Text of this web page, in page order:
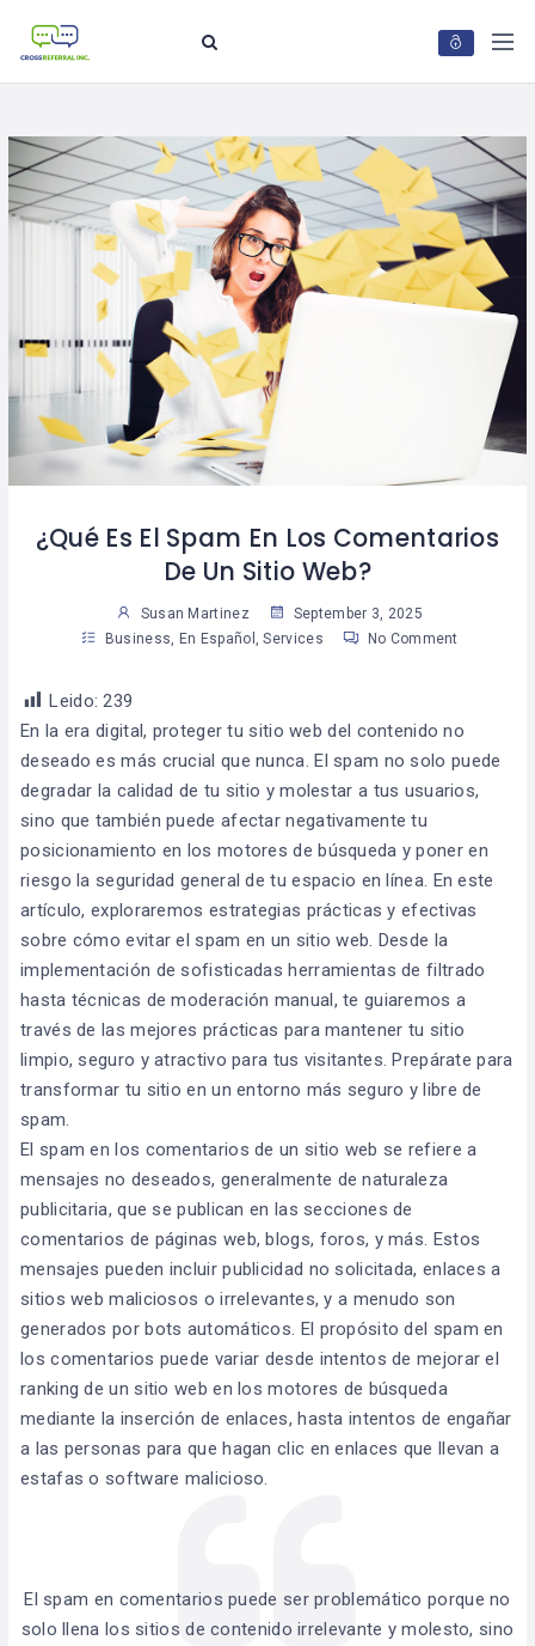
¿Qué Es El Spam En Los Comentarios
De Un Sitio Web?
Susan Martinez
September 3, 2025
Business
En Español ,Services No Comment
Leido: 239
En la era digital, proteger tu sitio web del contenido no
deseado es más crucial que nunca. El spam no solo puede
degradar la calidad de tu sitio y molestar a tus usuarios,
sino que también puede afectar negativamente tu
posicionamiento en los motores de búsqueda y poner en
riesgo la seguridad general de tu espacio en línea. En este
artículo, exploraremos estrategias prácticas y efectivas
sobre cómo evitar el spam en un sitio web. Desde la
implementación de sofisticadas herramientas de filtrado
hasta técnicas de moderación manual, te guiaremos a
través de las mejores prácticas para mantener tu sitio
limpio, seguro y atractivo para tus visitantes. Prepárate para
transformar tu sitio en un entorno más seguro y libre de
spam.
El spam en los comentarios de un sitio web se refiere a
mensajes no deseados, generalmente de naturaleza
publicitaria, que se publican en las secciones de
comentarios de páginas web, blogs, foros, y más. Estos
mensajes pueden incluir publicidad no solicitada, enlaces a
sitios web maliciosos o irrelevantes, y a menudo son
generados por bots automáticos. El propósito del spam en
los comentarios puede variar desde intentos de mejorar el
ranking de un sitio web en los motores de búsqueda
mediante la inserción de enlaces, hasta intentos de engañar
a las personas para que hagan clic en enlaces que llevan a
estafas o software malicioso.
El spam en comentarios puede ser problemático porque no
solo llena los sitios de contenido irrelevante y molesto, sino